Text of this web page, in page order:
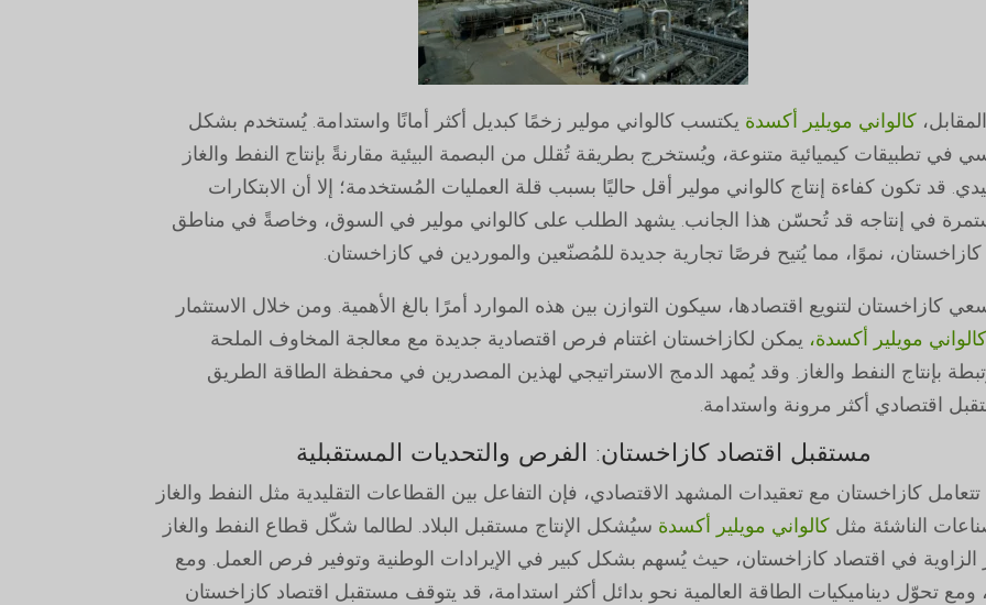
كالواني مويلير أكسدة يكتسب كالواني مولير زخمًا كبديل أكثر أمانًا واستدامة. يُستخدم بشكل
في تطبيقات كيميائية متنوعة، ويُستخرج بطريقة تُقلل من البصمة البيئية مقارنةً بإنتاج النفط والغاز
قد تكون كفاءة إنتاج كالواني مولير أقل حاليًا بسبب قلة العمليات المُستخدمة؛ إلا أن الابتكارات
في إنتاجه قد تُحسّن هذا الجانب. يشهد الطلب على كالواني مولير في السوق، وخاصةً في مناطق
نموًا، مما يُتيح فرصًا تجارية جديدة للمُصنّعين والموردين في كازاخستان.
كازاخستان لتنويع اقتصادها، سيكون التوازن بين هذه الموارد أمرًا بالغ الأهمية. ومن خلال الاستثمار
كالواني مويلير أكسدة، يمكن لكازاخستان اغتنام فرص اقتصادية جديدة مع معالجة المخاوف الملحة
بإنتاج النفط والغاز. وقد يُمهد الدمج الاستراتيجي لهذين المصدرين في محفظة الطاقة الطريق
اقتصادي أكثر مرونة واستدامة.
مستقبل اقتصاد كازاخستان: الفرص والتحديات المستقبلية
تتعامل كازاخستان مع تعقيدات المشهد الاقتصادي، فإن التفاعل بين القطاعات التقليدية مثل النفط والغاز
الناشئة مثل كالواني مويلير أكسدة سيُشكل الإنتاج مستقبل البلاد. لطالما شكّل قطاع النفط والغاز
في اقتصاد كازاخستان، حيث يُسهم بشكل كبير في الإيرادات الوطنية وتوفير فرص العمل. ومع
ومع تحوّل ديناميكيات الطاقة العالمية نحو بدائل أكثر استدامة، قد يتوقف مستقبل اقتصاد كازاخستان